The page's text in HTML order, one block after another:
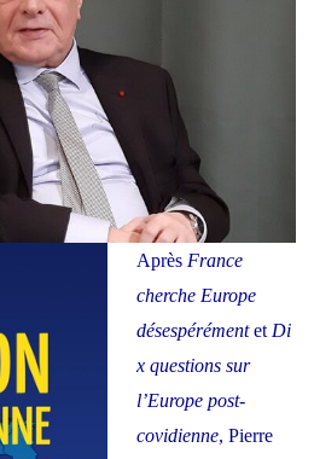
et
guerre
»,
un
instructif
Après France
cherche Europe
désespérémentet Di
x questions sur
l’Europe post-
covidienne, Pierre